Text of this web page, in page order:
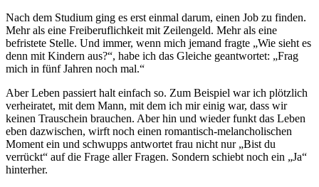
Nach dem Studium ging es erst einmal darum, einen Job zu finden.
Mehr als eine Freiberuflichkeit mit Zeilengeld. Mehr als eine
befristete Stelle. Und immer, wenn mich jemand fragte „Wie sieht es
denn mit Kindern aus?“, habe ich das Gleiche geantwortet: „Frag
mich in fünf Jahren noch mal.“
Aber Leben passiert halt einfach so. Zum Beispiel war ich plötzlich
verheiratet, mit dem Mann, mit dem ich mir einig war, dass wir
keinen Trauschein brauchen. Aber hin und wieder funkt das Leben
eben dazwischen, wirft noch einen romantisch-melancholischen
Moment ein und schwupps antwortet frau nicht nur „Bist du
verrückt“ auf die Frage aller Fragen. Sondern schiebt noch ein „Ja“
hinterher.